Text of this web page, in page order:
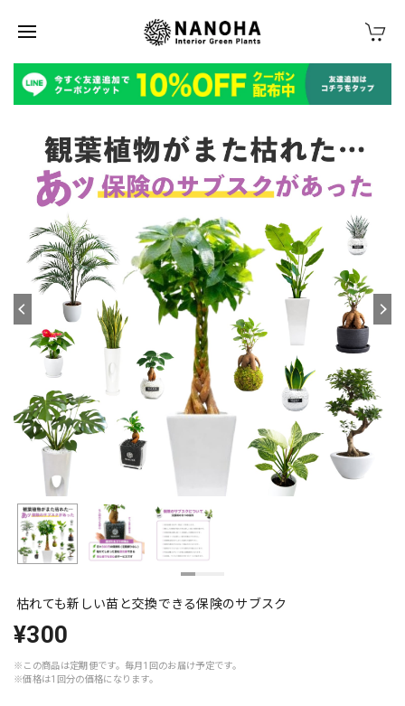
枯れても新しい苗と交換できる保険のサブスク
¥300
※この商品は定期便です。毎月1回のお届け予定です。
※価格は1回分の価格になります。